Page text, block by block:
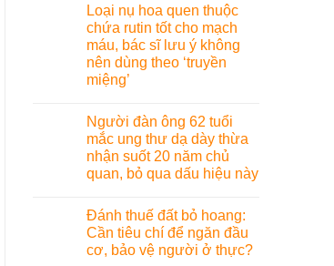
Loại nụ hoa quen thuộc
chứa rutin tốt cho mạch
máu, bác sĩ lưu ý không
nên dùng theo ‘truyền
miệng’
Người đàn ông 62 tuổi
mắc ung thư dạ dày thừa
nhận suốt 20 năm chủ
quan, bỏ qua dấu hiệu này
Đánh thuế đất bỏ hoang:
Cần tiêu chí để ngăn đầu
cơ, bảo vệ người ở thực?